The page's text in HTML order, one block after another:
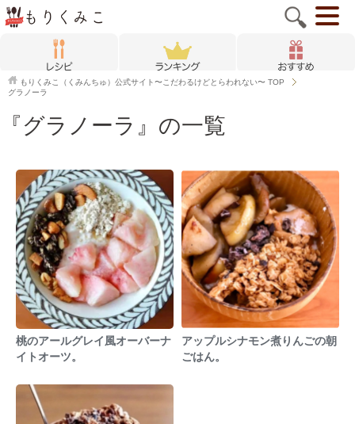
もりくみこ（くみんちゅ）公式サイト〜こだわるけどとらわれない〜 TOP
グラノーラ
『グラノーラ』の一覧
桃のアールグレイ風オーバーナ
イトオーツ。
アップルシナモン煮りんごの朝
ごはん。